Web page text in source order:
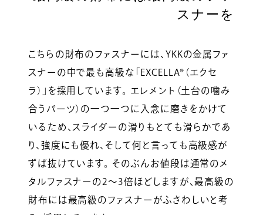
スナーを
こちらの財布のファスナーには、YKKの金属ファ
スナーの中で最も高級な「EXCELLA®（エクセ
ラ）」を採用しています。 エレメント（土台の噛み
合うパーツ）の一つ一つに入念に磨きをかけて
いるため、スライダーの滑りもとても滑らかであ
り、強度にも優れ、そして何と言っても高級感が
ずば抜けています。 そのぶんお値段は通常のメ
タルファスナーの2～3倍ほどしますが、最高級の
財布には最高級のファスナーがふさわしいと考